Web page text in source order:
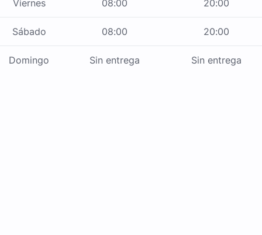
Viernes 08:00 20:00
Sábado 08:00 20:00
Domingo Sin entrega Sin entrega